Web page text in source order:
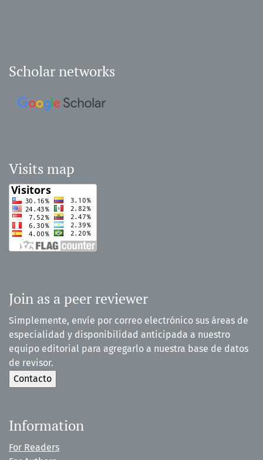
Scholar networks
Visits map
Join as a peer reviewer
Simplemente, envíe por correo electrónico sus áreas de
especialidad y disponibilidad anticipada a nuestro
equipo editorial para agregarlo a nuestra base de datos
de revisor.
Information
For Readers